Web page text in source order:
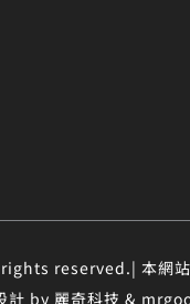
reserved.| 本網站
計 by 麗奇科技 &